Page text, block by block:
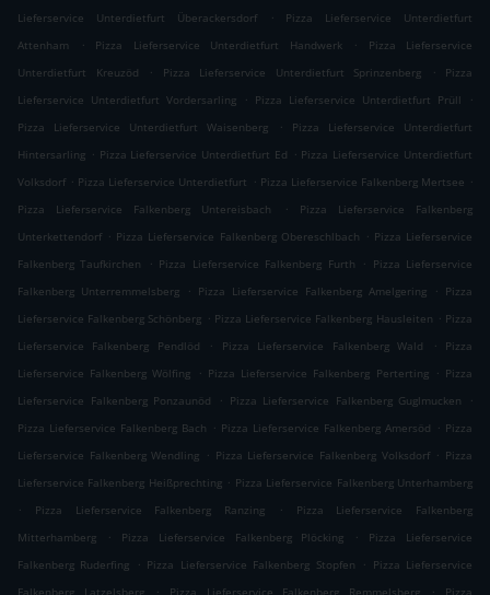
Lieferservice Unterdietfurt Überackersdorf
.
Pizza Lieferservice Unterdietfurt
Attenham
. Pizza Lieferservice Unterdietfurt Handwerk .
Pizza Lieferservice
Unterdietfurt Kreuzöd
. Pizza Lieferservice Unterdietfurt Sprinzenberg .
Pizza
Lieferservice Unterdietfurt Vordersarling
. Pizza Lieferservice Unterdietfurt Prüll
.
Pizza Lieferservice Unterdietfurt Waisenberg
.
Pizza Lieferservice Unterdietfurt
Hintersarling . Pizza Lieferservice Unterdietfurt Ed . Pizza Lieferservice Unterdietfurt
Volksdorf . Pizza Lieferservice Unterdietfurt . Pizza Lieferservice Falkenberg Mertsee .
Pizza Lieferservice Falkenberg Untereisbach
.
Pizza Lieferservice Falkenberg
Unterkettendorf . Pizza Lieferservice Falkenberg Obereschlbach . Pizza Lieferservice
Falkenberg Taufkirchen
. Pizza Lieferservice Falkenberg Furth . Pizza Lieferservice
Falkenberg Unterremmelsberg
. Pizza Lieferservice Falkenberg Amelgering . Pizza
Lieferservice Falkenberg Schönberg . Pizza Lieferservice Falkenberg Hausleiten . Pizza
Lieferservice Falkenberg Pendlöd
. Pizza Lieferservice Falkenberg Wald .
Pizza
Lieferservice Falkenberg Wölfing
. Pizza Lieferservice Falkenberg Perterting . Pizza
Lieferservice Falkenberg Ponzaunöd
. Pizza Lieferservice Falkenberg Guglmucken
.
Pizza Lieferservice Falkenberg Bach . Pizza Lieferservice Falkenberg Amersöd . Pizza
Lieferservice Falkenberg Wendling . Pizza Lieferservice Falkenberg Volksdorf . Pizza
Lieferservice Falkenberg Heißprechting . Pizza Lieferservice Falkenberg Unterhamberg
.
Pizza Lieferservice Falkenberg Ranzing .
Pizza Lieferservice Falkenberg
Mitterhamberg
. Pizza Lieferservice Falkenberg Plöcking .
Pizza Lieferservice
Falkenberg Ruderfing
. Pizza Lieferservice Falkenberg Stopfen . Pizza Lieferservice
. .